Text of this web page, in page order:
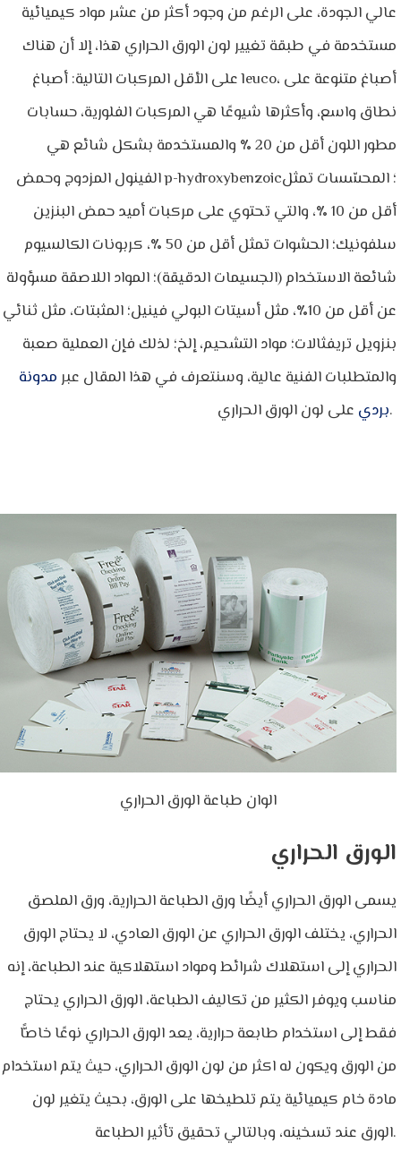
عالي الجودة، على الرغم من وجود أكثر من عشر مواد كيميائية
مستخدمة في طبقة تغيير لون الورق الحراري هذا، إلا أن هناك
على الأقل المركبات التالية: أصباغ leuco، أصباغ متنوعة على
نطاق واسع، وأكثرها شيوعًا هي المركبات الفلورية، حسابات
مطور اللون أقل من 20 ٪ والمستخدمة بشكل شائع هي
الفينول المزدوج وحمض p-hydroxybenzoic؛ المحسّسات تمثل
أقل من 10 ٪، والتي تحتوي على مركبات أميد حمض البنزين
سلفونيك؛ الحشوات تمثل أقل من 50 ٪، كربونات الكالسيوم
شائعة الاستخدام (الجسيمات الدقيقة)؛ المواد اللاصقة مسؤولة
عن أقل من 10٪، مثل أسيتات البولي فينيل؛ المثبتات، مثل ثنائي
بنزويل تريفثالات؛ مواد التشحيم، إلخ؛ لذلك فإن العملية صعبة
والمتطلبات الفنية عالية، وسنتعرف في هذا المقال عبر مدونة
برديعلى لون الورق الحراري.
الوان طباعة الورق الحراري
الورق الحراري
يسمى الورق الحراري أيضًا ورق الطباعة الحرارية، ورق الملصق
الحراري، يختلف الورق الحراري عن الورق العادي، لا يحتاج الورق
الحراري إلى استهلاك شرائط ومواد استهلاكية عند الطباعة، إنه
مناسب ويوفر الكثير من تكاليف الطباعة، الورق الحراري يحتاج
فقط إلى استخدام طابعة حرارية، يعد الورق الحراري نوعًا خاصًّا
من الورق ويكون له اكثر من لون الورق الحراري، حيث يتم استخدام
مادة خام كيميائية يتم تلطيخها على الورق، بحيث يتغير لون
الورق عند تسخينه، وبالتالي تحقيق تأثير الطباعة.